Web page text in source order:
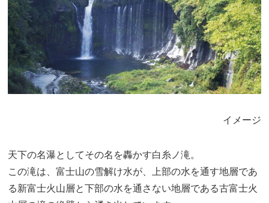
イメージ
天下の名瀑としてその名を轟かす白糸ノ滝。
この滝は、富士山の雪解け水が、上部の水を通す地層であ
る新富士火山層と下部の水を通さない地層である古富士火